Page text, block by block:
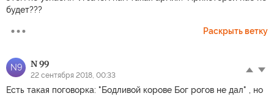
будет???
Раскрыть ветку
N9 N 99
22 сентября 2018, 00:33
Есть такая поговорка: "Бодливой корове Бог рогов не дал" , но